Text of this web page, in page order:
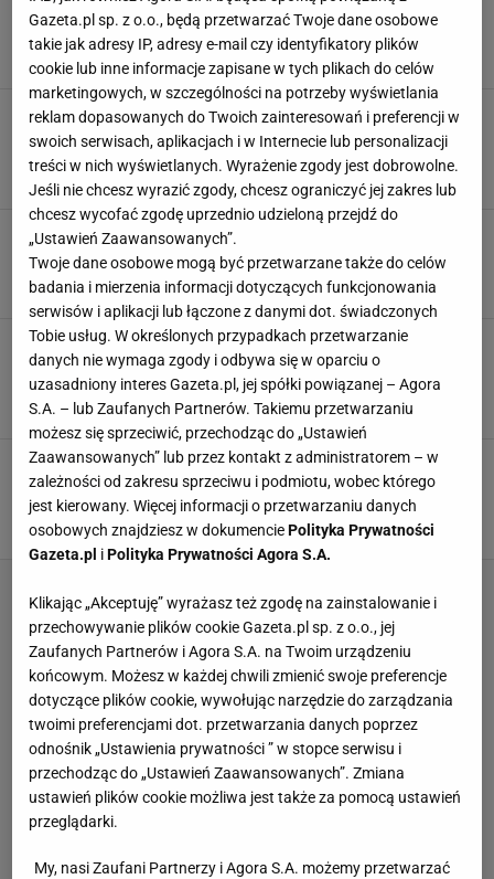
To QUIZ prawda/fałsz o zdrowym jedzeniu!
Sprawdź, czy wiesz wszystko!
JEDZENIE QUIZ ZDROWE JEDZENIE
Oczyszcza organizm, reguluje poziom cukru.
Polacy jedzą ją rzadko. Niektórzy może nawet
nie znają
SKORZONERA WARZYWA
Trzy zdrowe, letnie przekąski, które pokochają
dzieci
MATERIAŁ PROMOCYJNY PR
Podgrzewasz jedzenie w mikrofalówce? Robisz
to źle. Nie wystarczy włożyć do niej talerza z
obiadem
GOTOWANIE JEDZENIE KUCHENKA MIKROFALOWA
Przemyć warzywa do obiadu. Gdy spróbujesz
tych kotlecików, nie wrócisz do żadnego innego
przepisu
DANIA OBIADOWE KOTLECIKI KOTLETY ZIEMNIACZANE
Gazeta.pl sp. z o.o., będą przetwarzać Twoje dane osobowe
takie jak adresy IP, adresy e-mail czy identyfikatory plików
cookie lub inne informacje zapisane w tych plikach do celów
marketingowych, w szczególności na potrzeby wyświetlania
reklam dopasowanych do Twoich zainteresowań i preferencji w
swoich serwisach, aplikacjach i w Internecie lub personalizacji
treści w nich wyświetlanych. Wyrażenie zgody jest dobrowolne.
Jeśli nie chcesz wyrazić zgody, chcesz ograniczyć jej zakres lub
chcesz wycofać zgodę uprzednio udzieloną przejdź do
„Ustawień Zaawansowanych”.
Twoje dane osobowe mogą być przetwarzane także do celów
badania i mierzenia informacji dotyczących funkcjonowania
serwisów i aplikacji lub łączone z danymi dot. świadczonych
Tobie usług. W określonych przypadkach przetwarzanie
danych nie wymaga zgody i odbywa się w oparciu o
uzasadniony interes Gazeta.pl, jej spółki powiązanej – Agora
S.A. – lub Zaufanych Partnerów. Takiemu przetwarzaniu
możesz się sprzeciwić, przechodząc do „Ustawień
Zaawansowanych” lub przez kontakt z administratorem – w
zależności od zakresu sprzeciwu i podmiotu, wobec którego
jest kierowany. Więcej informacji o przetwarzaniu danych
osobowych znajdziesz w dokumencie Polityka Prywatności
Gazeta.pl i Polityka Prywatności Agora S.A.
Klikając „Akceptuję” wyrażasz też zgodę na zainstalowanie i
przechowywanie plików cookie Gazeta.pl sp. z o.o., jej
Zaufanych Partnerów i Agora S.A. na Twoim urządzeniu
końcowym. Możesz w każdej chwili zmienić swoje preferencje
dotyczące plików cookie, wywołując narzędzie do zarządzania
twoimi preferencjami dot. przetwarzania danych poprzez
odnośnik „Ustawienia prywatności ” w stopce serwisu i
przechodząc do „Ustawień Zaawansowanych”. Zmiana
ustawień plików cookie możliwa jest także za pomocą ustawień
przeglądarki.
My, nasi Zaufani Partnerzy i Agora S.A. możemy przetwarzać